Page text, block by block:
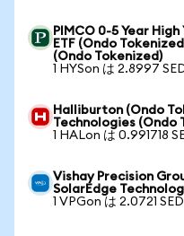
PIMCO 0-5 Year
ETF (Ondo
(Ondo Tokenized)
1 HYSon は 2.8997
Halliburton (Ondo
Technologies (Ondo
1 HALon は 0.991718
Vishay Precision
SolarEdge
1 VPGon は 2.0721